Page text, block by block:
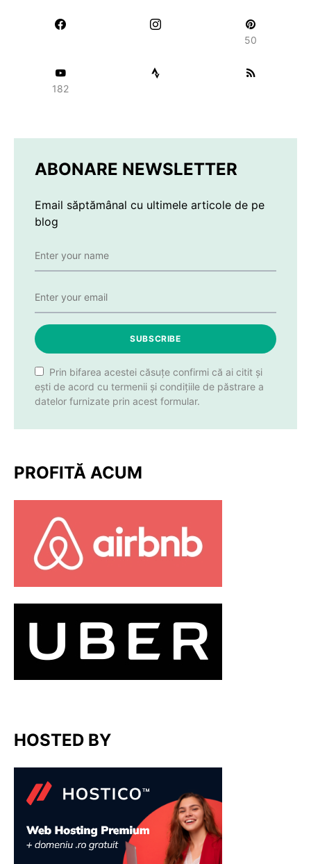
50
182
ABONARE NEWSLETTER
Email săptămânal cu ultimele articole de pe
blog
SUBSCRIBE
Prin bifarea acestei căsuțe confirmi că ai citit și
ești de acord cu termenii și condițiile de păstrare a
datelor furnizate prin acest formular.
PROFITĂ ACUM
HOSTED BY